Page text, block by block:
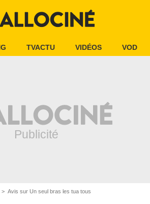
TVACTU VIDÉOS VOD
Avis sur Un seul bras les tua tous